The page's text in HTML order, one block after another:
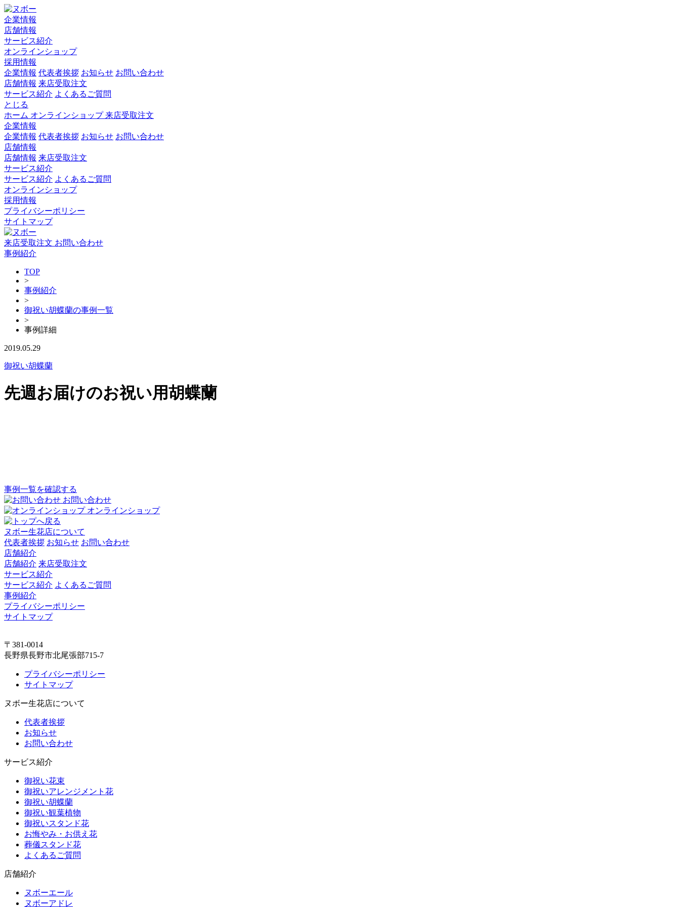
企業情報
店舗情報
サービス紹介
オンラインショップ
採用情報
企業情報 代表者挨拶 お知らせ お問い合わせ
店舗情報 来店受取注文
サービス紹介 よくあるご質問
とじる
ホーム オンラインショップ来店受取注文
企業情報
企業情報 代表者挨拶 お知らせ お問い合わせ
店舗情報
店舗情報 来店受取注文
サービス紹介
サービス紹介 よくあるご質問
オンラインショップ
採用情報
プライバシーポリシー
サイトマップ
来店受取注文 お問い合わせ
事例紹介
TOP
>
事例紹介
>
御祝い胡蝶蘭の事例一覧
>
事例詳細
2019.05.29
御祝い胡蝶蘭
先週お届けのお祝い用胡蝶蘭
事例一覧を確認する
お問い合わせ
オンラインショップ
ヌボー生花店について
代表者挨拶 お知らせ お問い合わせ
店舗紹介
店舗紹介 来店受取注文
サービス紹介
サービス紹介 よくあるご質問
事例紹介
プライバシーポリシー
サイトマップ
〒381-0014
長野県長野市北尾張部715-7
プライバシーポリシー
サイトマップ
ヌボー生花店について
代表者挨拶
お知らせ
お問い合わせ
サービス紹介
御祝い花束
御祝いアレンジメント花
御祝い胡蝶蘭
御祝い観葉植物
御祝いスタンド花
お悔やみ・お供え花
葬儀スタンド花
よくあるご質問
店舗紹介
ヌボーエール
ヌボーアドレ